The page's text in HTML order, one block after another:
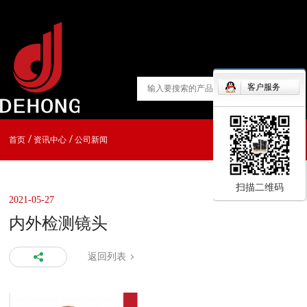
首页 资讯中心 公司新闻
2021-05-27
内外检测镜头
返回列表
客户服务
扫描二维码